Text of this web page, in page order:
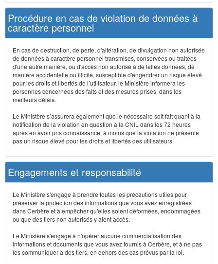
Procédure en cas de violation de données à
caractère personnel
En cas de destruction, de perte, d'altération, de divulgation non autorisée
de données à caractère personnel transmises, conservées ou traitées
d'une autre manière, ou d'accès non autorisé à de telles données, de
manière accidentelle ou illicite, susceptible d'engendrer un risque élevé
pour les droits et libertés de l’utilisateur, le Ministère informera les
personnes concernées des faits et des mesures prises, dans les
meilleurs délais.
Le Ministère s’assurera également que le nécessaire soit fait quant à la
notification de la violation en question à la CNIL dans les 72 heures
après en avoir pris connaissance, à moins que la violation ne présente
pas un risque élevé pour les droits et libertés des utilisateurs.
Engagements et responsabilité
Le Ministère s'engage à prendre toutes les précautions utiles pour
préserver la protection des informations que vous avez enregistrées
dans Cerbère et à empêcher qu'elles soient déformées, endommagées
ou que des tiers non autorisés y aient accès.
Le Ministère s'engage à n'opérer aucune commercialisation des
informations et documents que vous avez fournis à Cerbère, et à ne pas
les communiquer à des tiers, en dehors des cas prévus par la loi.